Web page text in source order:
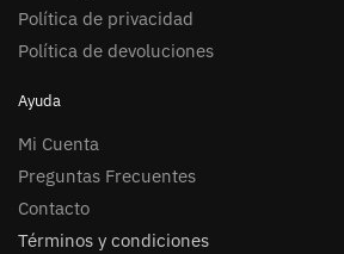
Política de privacidad
Política de devoluciones
Ayuda
Mi Cuenta
Preguntas Frecuentes
Contacto
Términos y condiciones